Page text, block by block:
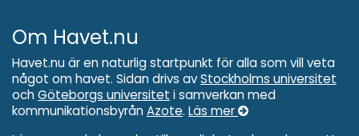
Om Havet.nu
Havet.nu är en naturlig startpunkt för alla som vill veta
något om havet. Sidan drivs avStockholms universitet
och Göteborgs universitet i samverkan med
kommunikationsbyrån Azote. Läs mer